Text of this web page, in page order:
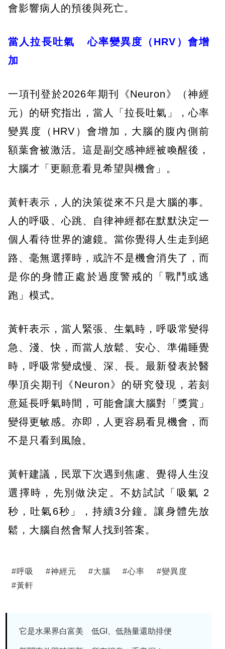
會影響病人的預後與死亡。
當人拉長吐氣 心率變異度（HRV）會增
加
一項刊登於2026年期刊《Neuron》（神經
元）的研究指出，當人「拉長吐氣」，心率
變異度（HRV）會增加，大腦的腹內側前
額葉會被激活。這是副交感神經被喚醒後，
大腦才「更願意看見希望與機會」。
黃軒表示，人的決策從來不只是大腦的事。
人的呼吸、心跳、自律神經都在默默決定一
個人看待世界的濾鏡。當你覺得人生走到絕
路、毫無選擇時，或許不是機會消失了，而
是你的身體正處於過度警戒的「戰鬥或逃
跑」模式。
黃軒表示，當人緊張、生氣時，呼吸常變得
急、淺、快，而當人放鬆、安心、準備睡覺
時，呼吸常變成慢、深、長。最新發表於醫
學頂尖期刊《Neuron》的研究發現，若刻
意延長呼氣時間，可能會讓大腦對「獎賞」
變得更敏感。亦即，人更容易看見機會，而
不是只看到風險。
黃軒建議，民眾下次遇到焦慮、覺得人生沒
選擇時，先別做決定。不妨試試「吸氣 2
秒，吐氣6秒」，持續3分鐘。讓身體先放
鬆，大腦自然會幫人找到答案。
#呼吸 #神經元 #大腦 #心率 #變異度
#黃軒
它是水果界白富美 低GI、低熱量還助排便